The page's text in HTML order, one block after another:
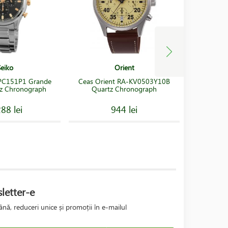
Grande
Chronograph
lei
Orient
Ceas Orient RA-KV0503Y10B
Quartz Chronograph
944 lei
e
reduceri unice și promoții în e-mailul